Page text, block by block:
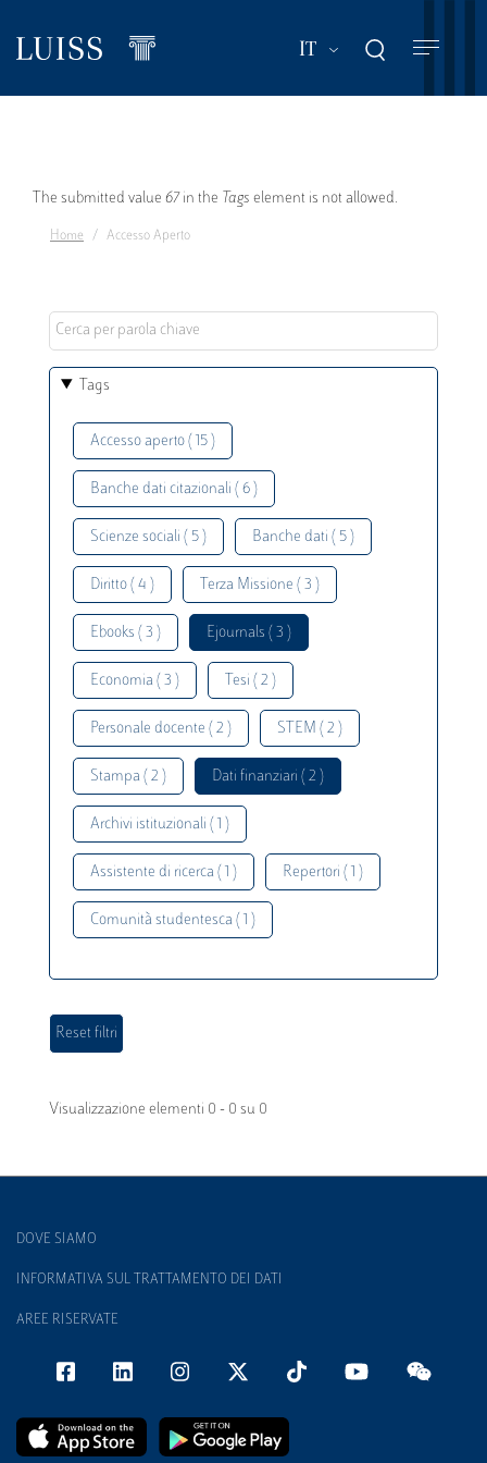
contenuto
IT Mostra ulteriori
Messaggio
di
The submitted value 67 in the Tags element is not allowed.
Home Accesso Aperto
Tags
Accesso aperto ( 15 )
Banche dati citazionali ( 6 )
Scienze sociali ( 5 ) Banche dati ( 5 )
Diritto ( 4 ) Terza Missione ( 3 )
Ebooks ( 3 ) Ejournals ( 3 )
Economia ( 3 ) Tesi ( 2 )
Personale docente ( 2 ) STEM ( 2 )
Stampa ( 2 ) Dati finanziari ( 2 )
Archivi istituzionali ( 1 )
Assistente di ricerca ( 1 ) Repertori ( 1 )
Comunità studentesca ( 1 )
Visualizzazione elementi 0 - 0 su 0
DOVE SIAMO
INFORMATIVA SUL TRATTAMENTO DEI DATI
AREE RISERVATE